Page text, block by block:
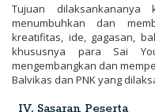
Tujuan
menumbuhkan dan
kreatifitas, ide, gagasan,
khususnya para Sai
mengembangkan dan
Balvikas dan PNK yang
IV. Sasaran Peserta